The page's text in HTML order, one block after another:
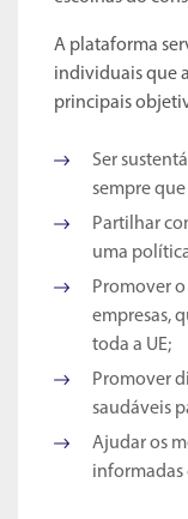
A plataforma
individuais que
principais
Ser
sempre
Partilhar
uma
Promover
empresas,
toda a UE;
Promover
saudáveis
Ajudar os
informadas